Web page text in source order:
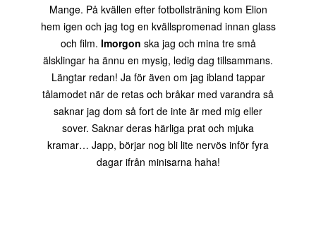
Mange. På kvällen efter fotbollsträning kom Elion
hem igen och jag tog en kvällspromenad innan glass
och film. Imorgon ska jag och mina tre små
älsklingar ha ännu en mysig, ledig dag tillsammans.
Längtar redan! Ja för även om jag ibland tappar
tålamodet när de retas och bråkar med varandra så
saknar jag dom så fort de inte är med mig eller
sover. Saknar deras härliga prat och mjuka
kramar… Japp, börjar nog bli lite nervös inför fyra
dagar ifrån minisarna haha!